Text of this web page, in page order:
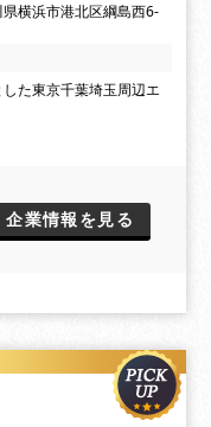
横浜市港北区綱島西6-
た東京千葉埼玉周辺エ
企業情報を見る